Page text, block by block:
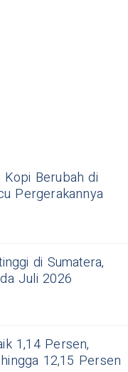
Berubah di
Pergerakannya
di Sumatera,
Juli 2026
1,14 Persen,
12,15 Persen